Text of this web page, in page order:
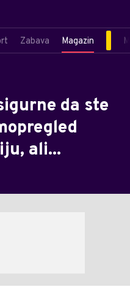
Zabava Magazin
da ste
ali...